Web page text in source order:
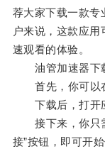
荐大家下载一款专
户来说，这款应
速观看的体验。
油管加速器下载
首先，你可以在
下载后，打开应
接下来，你只需
接”按钮，即可开